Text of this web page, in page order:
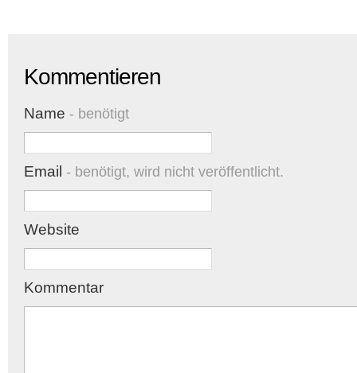
Kommentieren
Name - benötigt
Email - benötigt, wird nicht veröffentlicht.
Website
Kommentar